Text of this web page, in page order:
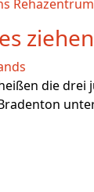
die drei